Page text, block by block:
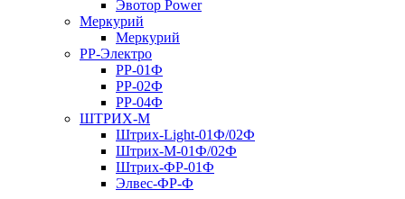
Эвотор Power
Меркурий
Меркурий
РР-Электро
РР-01Ф
РР-02Ф
РР-04Ф
ШТРИХ-М
Штрих-Light-01Ф/02Ф
Штрих-М-01Ф/02Ф
Штрих-ФР-01Ф
Элвес-ФР-Ф